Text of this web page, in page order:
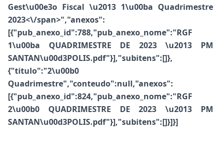
Gest\u00e3o Fiscal \u2013 1\u00ba Quadrimestre
2023<\/span>","anexos":
[{"pub_anexo_id":788,"pub_anexo_nome":"RGF
1\u00ba QUADRIMESTRE DE 2023 \u2013 PM
SANTAN\u00d3POLIS.pdf"}],"subitens":[]},
{"titulo":"2\u00b0
Quadrimestre","conteudo":null,"anexos":
[{"pub_anexo_id":824,"pub_anexo_nome":"RGF
2\u00b0 QUADRIMESTRE DE 2023 \u2013 PM
SANTAN\u00d3POLIS.pdf"}],"subitens":[]}]}]